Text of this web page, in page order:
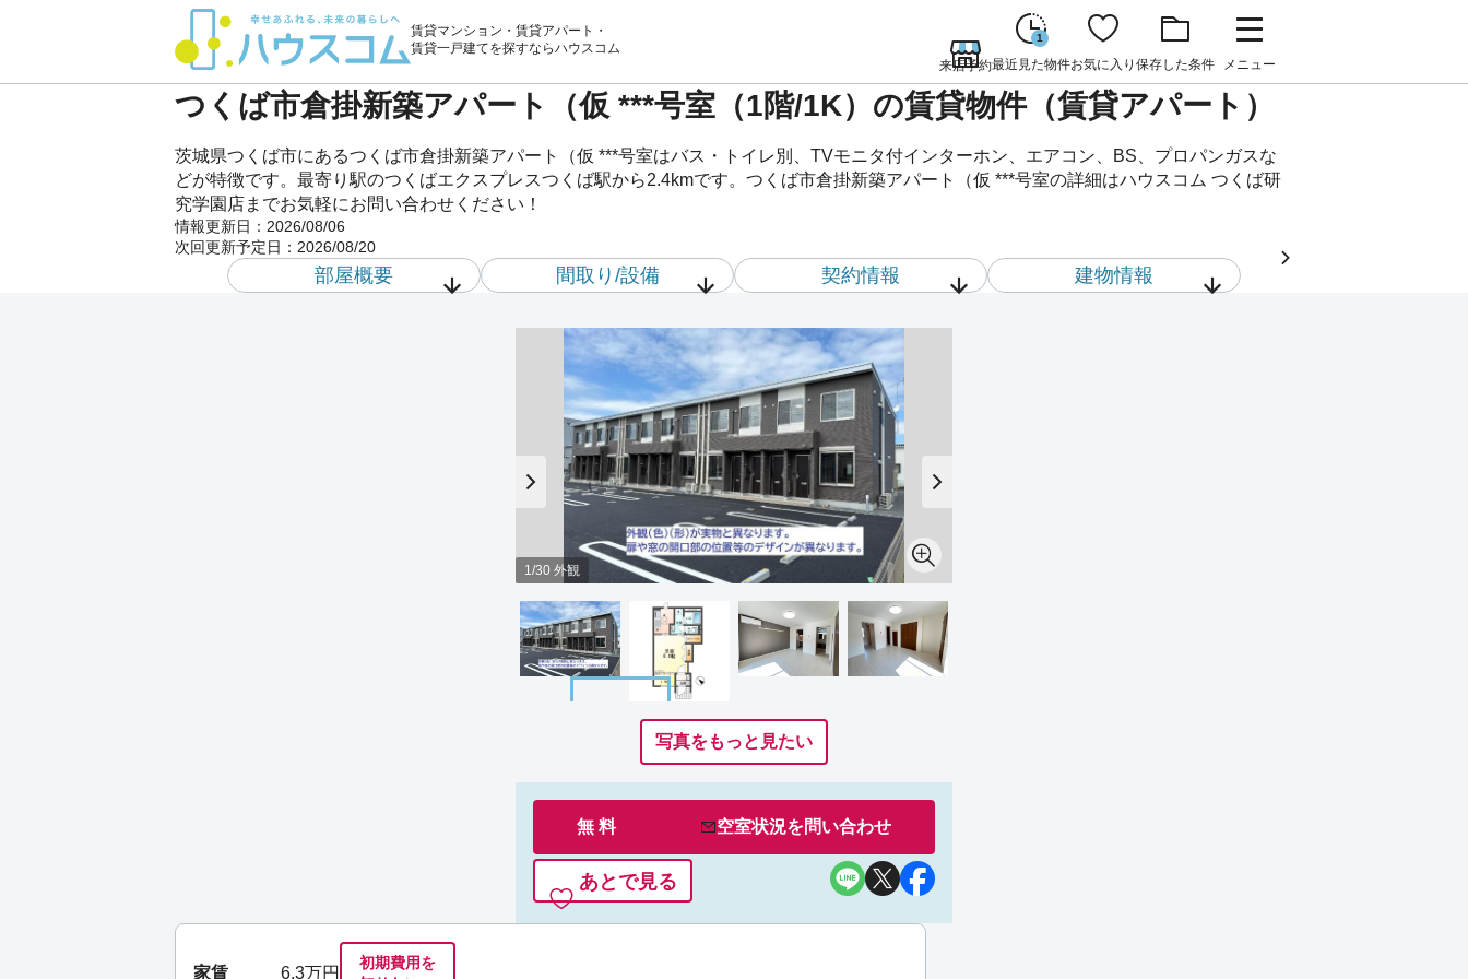
賃貸マンション・賃貸アパート・
賃貸一戸建てを探すならハウスコム
来店予約
1
最近見た物件お気に入り 保存した条件 メニュー
つくば市倉掛新築アパート（仮 ***号室（1階/1K）の賃貸物件（賃貸アパート）
茨城県つくば市にあるつくば市倉掛新築アパート（仮 ***号室はバス・トイレ別、TVモニタ付インターホン、エアコン、BS、プロパンガスな
どが特徴です。最寄り駅のつくばエクスプレスつくば駅から2.4kmです。つくば市倉掛新築アパート（仮 ***号室の詳細はハウスコム つくば研
究学園店までお気軽にお問い合わせください！
情報更新日： 2026/08/06
次回更新予定日： 2026/08/20
部屋概要 間取り/設備 契約情報 建物情報
1/30 外観
写真をもっと見たい
無 料 空室状況を問い合わせ
あとで見る
家賃 6.3万円
初期費用を